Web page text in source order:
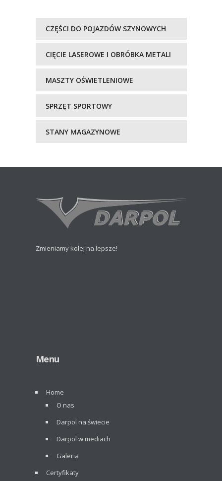
CZĘŚCI DO POJAZDÓW SZYNOWYCH
CIĘCIE LASEROWE I OBRÓBKA METALI
MASZTY OŚWIETLENIOWE
SPRZĘT SPORTOWY
STANY MAGAZYNOWE
Zmieniamy kolej na lepsze!
Menu
Home
O nas
Darpol na świecie
Darpol w mediach
Galeria
Certyfikaty